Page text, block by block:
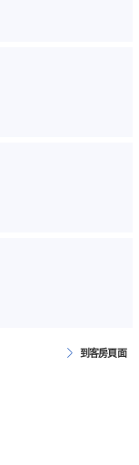
到客房頁面